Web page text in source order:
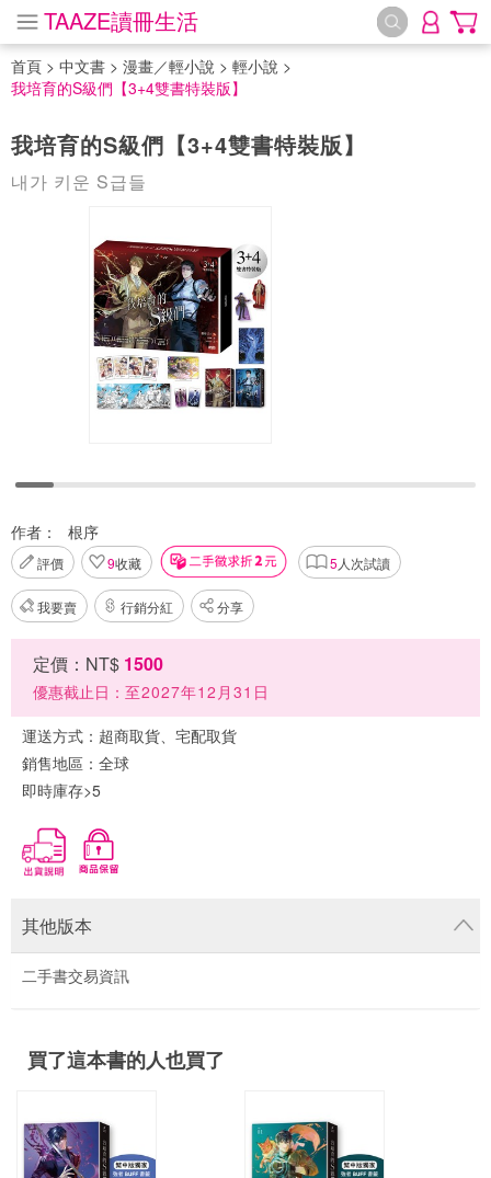
TAAZE讀冊生活
首頁 > 中文書 > 漫畫／輕小說 > 輕小說 >
我培育的S級們【3+4雙書特裝版】
我培育的S級們【3+4雙書特裝版】
내가 키운 S급들
作者： 根序
評價 9收藏 5 人次試讀
我要賣 行銷分紅 分享
定價：NT$ 1500
優惠截止日： 至2027年12月31日
運送方式： 超商取貨、宅配取貨
銷售地區： 全球
即時庫存>5
其他版本
二手書交易資訊
買了這本書的人也買了